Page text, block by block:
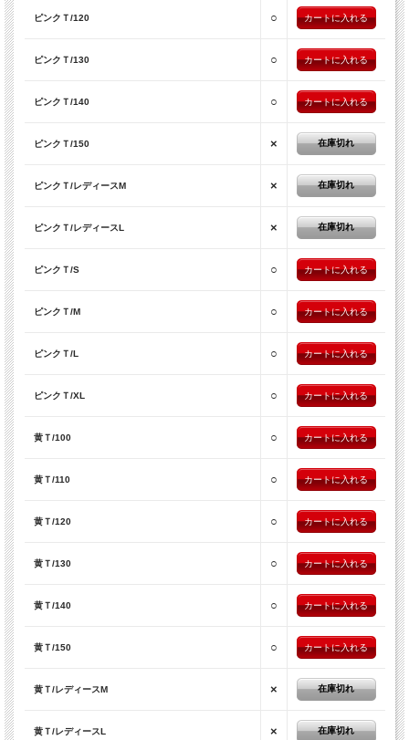
ピンクＴ/120 ○
ピンクＴ/130 ○
ピンクＴ/140 ○
ピンクＴ/150 × 在庫切れ
ピンクＴ/レディースM × 在庫切れ
ピンクＴ/レディースL × 在庫切れ
ピンクＴ/S ○
ピンクＴ/M ○
ピンクＴ/L ○
ピンクＴ/XL ○
黄Ｔ/100 ○
黄Ｔ/110 ○
黄Ｔ/120 ○
黄Ｔ/130 ○
黄Ｔ/140 ○
黄Ｔ/150 ○
黄Ｔ/レディースM × 在庫切れ
黄Ｔ/レディースL × 在庫切れ